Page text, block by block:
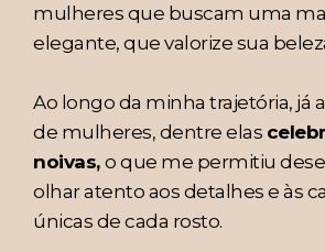
mulheres que buscam uma
elegante, que valorize sua
Ao longo da minha trajetória, já
de mulheres, dentre elas
noivas, o que me permitiu
olhar atento aos detalhes e às
únicas de cada rosto.